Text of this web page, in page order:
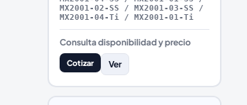
MX2001-02-SS / MX2001-03-SS /
MX2001-04-Ti / MX2001-01-Ti
Consulta disponibilidad y precio
Cotizar Ver